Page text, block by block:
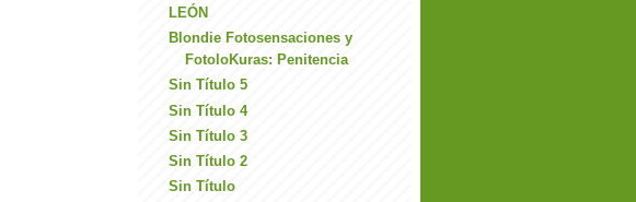
LEÓN
Blondie Fotosensaciones y
FotoloKuras: Penitencia
Sin Título 5
Sin Título 4
Sin Título 3
Sin Título 2
Sin Título